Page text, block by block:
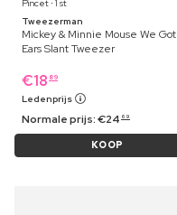
Pincet ⋅ 1 st
Tweezerman
Mickey & Minnie Mouse We Got
Ears Slant Tweezer
€18 89
Ledenprijs
Normale prijs:€24 69
KOOP